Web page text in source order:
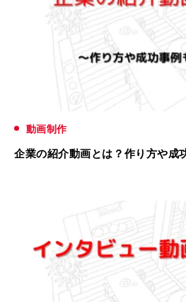
動画制作
企業の紹介動画とは？作り方や成